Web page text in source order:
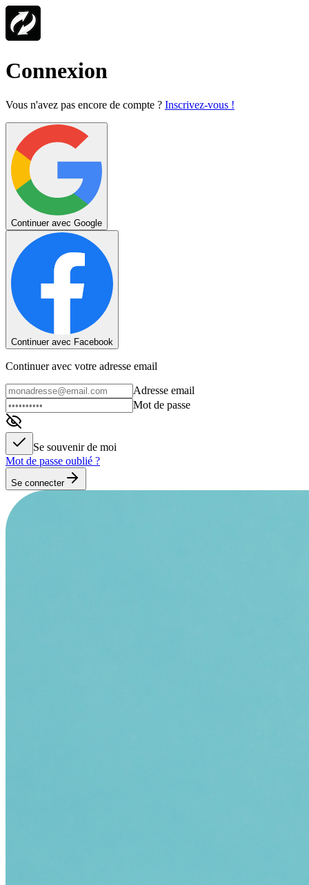
Connexion
Vous n'avez pas encore de compte ? Inscrivez-vous !
Continuer avec Google
Continuer avec Facebook
Continuer avec votre adresse email
Adresse email
Mot de passe
Se souvenir de moi
Mot de passe oublié ?
Se connecter